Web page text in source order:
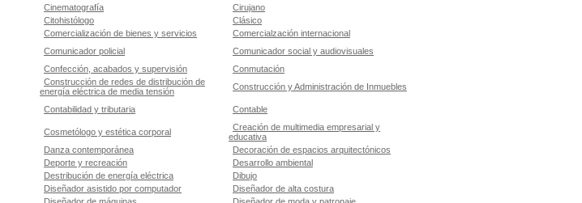
Cinematografía
Cirujano
Citohistólogo
Clásico
Comercialización de bienes y servicios
Comercialzación internacional
Comunicador policial
Comunicador social y audiovisuales
Confección, acabados y supervisión
Conmutación
Construcción de redes de distribución de
energía eléctrica de media tensión
Construcción y Administración de Inmuebles
Contabilidad y tributaria Contable
Cosmetólogo y estética corporal
Creación de multimedia empresarial y
educativa
Danza contemporánea
Decoración de espacios arquitectónicos
Deporte y recreación
Desarrollo ambiental
Destribución de energía eléctrica
Dibujo
Diseñador asistido por computador
Diseñador de alta costura